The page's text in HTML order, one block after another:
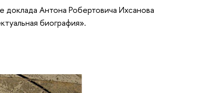
Антона Робертовича Ихсанова
биография».